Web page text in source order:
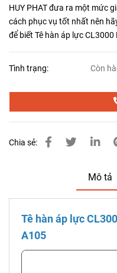
HUY PHAT đưa ra một mức
cách phục vụ tốt nhất nên
để biết Tê hàn áp lực
Tình trạng: Còn
Chia sẻ:
Mô tả
Tê hàn áp lực
A105